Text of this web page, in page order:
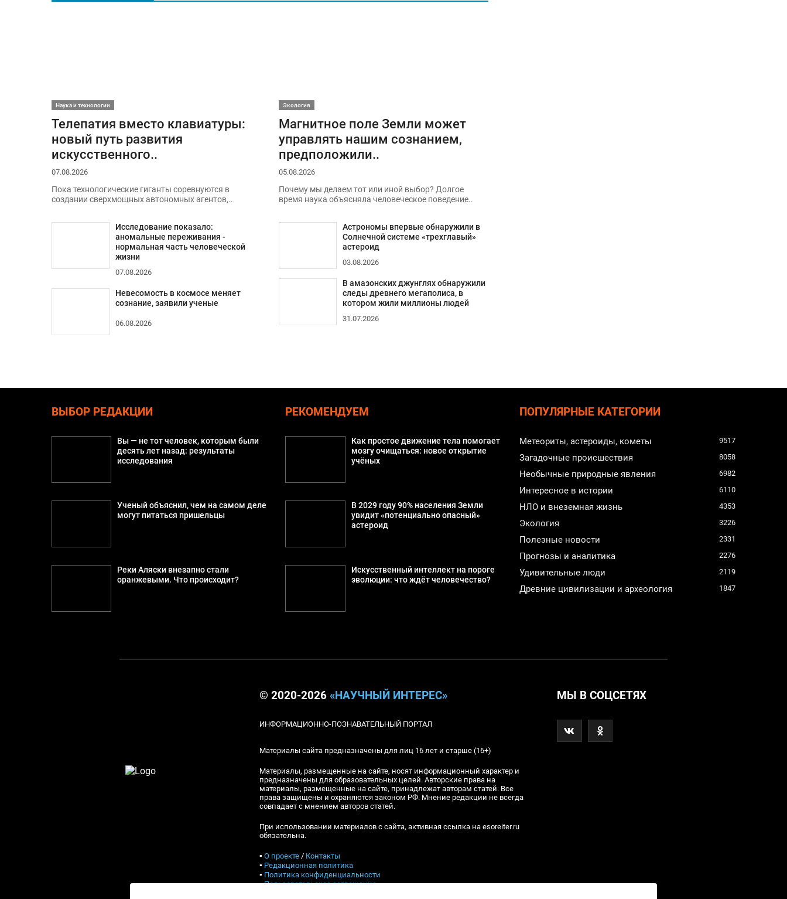
Наука и технологии
Телепатия вместо клавиатуры:
новый путь развития
искусственного..
07.08.2026
Пока технологические гиганты соревнуются в
создании сверхмощных автономных агентов,..
Исследование показало:
аномальные переживания -
нормальная часть человеческой
жизни
07.08.2026
Невесомость в космосе меняет
сознание, заявили ученые
06.08.2026
Экология
Магнитное поле Земли может
управлять нашим сознанием,
предположили..
05.08.2026
Почему мы делаем тот или иной выбор? Долгое
время наука объясняла человеческое поведение..
Астрономы впервые обнаружили в
Солнечной системе «трехглавый»
астероид
03.08.2026
В амазонских джунглях обнаружили
следы древнего мегаполиса, в
котором жили миллионы людей
31.07.2026
ВЫБОР РЕДАКЦИИ
Вы — не тот человек, которым были
десять лет назад: результаты
исследования
Ученый объяснил, чем на самом деле
могут питаться пришельцы
Реки Аляски внезапно стали
оранжевыми. Что происходит?
РЕКОМЕНДУЕМ
Как простое движение тела помогает
мозгу очищаться: новое открытие
учёных
В 2029 году 90% населения Земли
увидит «потенциально опасный»
астероид
Искусственный интеллект на пороге
эволюции: что ждёт человечество?
ПОПУЛЯРНЫЕ КАТЕГОРИИ
Метеориты, астероиды, кометы 9517
Загадочные происшествия 8058
Необычные природные явления 6982
Интересное в истории 6110
НЛО и внеземная жизнь 4353
Экология 3226
Полезные новости 2331
Прогнозы и аналитика 2276
Удивительные люди 2119
Древние цивилизации и археология 1847
© 2020-2026 «НАУЧНЫЙ ИНТЕРЕС»
ИНФОРМАЦИОННО-ПОЗНАВАТЕЛЬНЫЙ ПОРТАЛ
Материалы сайта предназначены для лиц 16 лет и старше (16+)
Материалы, размещенные на сайте, носят информационный характер и
предназначены для образовательных целей. Авторские права на
материалы, размещенные на сайте, принадлежат авторам статей. Все
права защищены и охраняются законом РФ. Мнение редакции не всегда
совпадает с мнением авторов статей.
При использовании материалов с сайта, активная ссылка на esoreiter.ru
обязательна.
▪ О проекте/ Контакты
▪ Редакционная политика
▪ Политика конфиденциальности
▪Пользовательское соглашение
МЫ В СОЦСЕТЯХ